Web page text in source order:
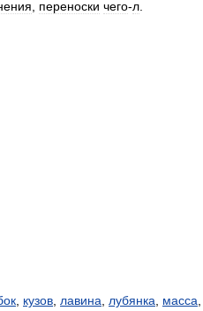
переноски чего-л
кузов лавина лубянка масса